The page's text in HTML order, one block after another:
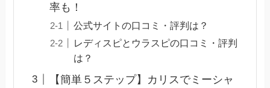
率も！
公式サイトの口コミ・評判は？
レディスピとウラスピの口コミ・評判
は？
【簡単５ステップ】カリスでミーシャ